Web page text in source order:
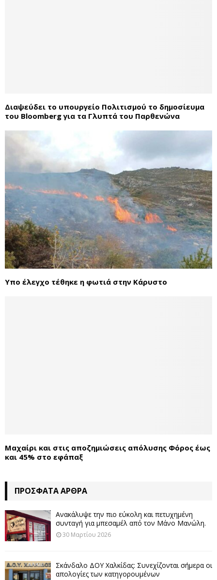
Διαψεύδει το υπουργείο Πολιτισμού το δημοσίευμα
του Bloomberg για τα Γλυπτά του Παρθενώνα
Υπο έλεγχο τέθηκε η φωτιά στην Κάρυστο
Μαχαίρι και στις αποζημιώσεις απόλυσης Φόρος έως
και 45% στο εφάπαξ
ΠΡΌΣΦΑΤΑ ΆΡΘΡΑ
Ανακάλυψε την πιο εύκολη και πετυχημένη
συνταγή για μπεσαμέλ από τον Μάνο Μανώλη.
30 Μαρτίου 2026
Σκάνδαλο ΔΟΥ Χαλκίδας: Συνεχίζονται σήμερα οι
απολογίες των κατηγορουμένων